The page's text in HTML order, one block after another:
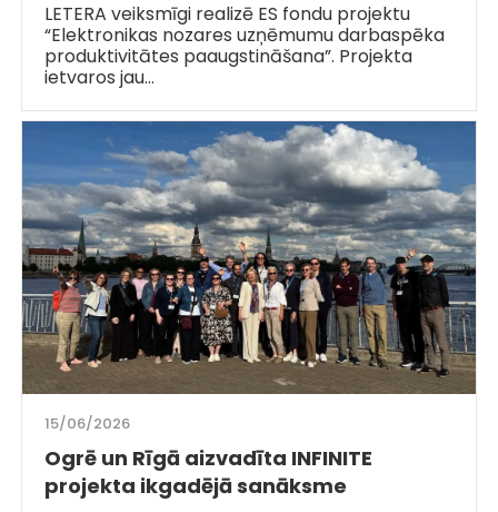
LETERA veiksmīgi realizē ES fondu projektu
“Elektronikas nozares uzņēmumu darbaspēka
produktivitātes paaugstināšana”. Projekta
ietvaros jau…
15/06/2026
Ogrē un Rīgā aizvadīta INFINITE
projekta ikgadējā sanāksme